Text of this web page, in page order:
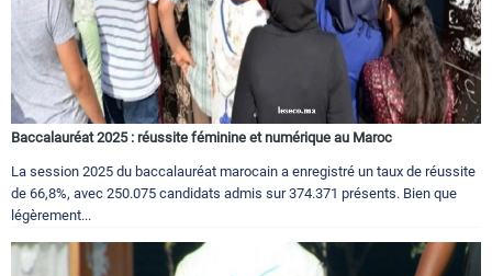
Baccalauréat 2025 : réussite féminine et numérique au Maroc
La session 2025 du baccalauréat marocain a enregistré un taux de réussite
de 66,8%, avec 250.075 candidats admis sur 374.371 présents. Bien que
légèrement...